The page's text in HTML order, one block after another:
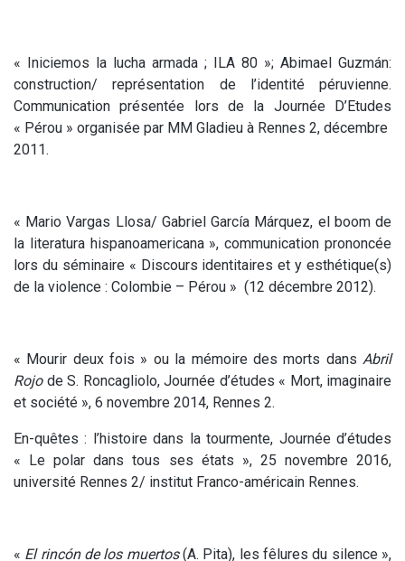
« Iniciemos la lucha armada ; ILA 80 »; Abimael Guzmán:
construction/ représentation de l’identité péruvienne.
Communication présentée lors de la Journée D’Etudes
« Pérou » organisée par MM Gladieu à Rennes 2, décembre
2011.
« Mario Vargas Llosa/ Gabriel García Márquez, el boom de
la literatura hispanoamericana », communication prononcée
lors du séminaire « Discours identitaires et y esthétique(s)
de la violence : Colombie – Pérou » (12 décembre 2012).
« Mourir deux fois » ou la mémoire des morts dans Abril
Rojode S. Roncagliolo, Journée d’études « Mort, imaginaire
et société », 6 novembre 2014, Rennes 2.
En-quêtes : l’histoire dans la tourmente, Journée d’études
« Le polar dans tous ses états », 25 novembre 2016,
université Rennes 2/ institut Franco-américain Rennes.
« El rincón de los muertos(A. Pita), les fêlures du silence »,